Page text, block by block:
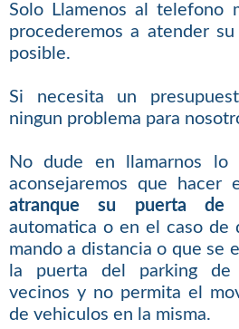
Solo Llamenos al telefono
procederemos a atender
posible.
Si necesita un
ningun problema para
No dude en llamarnos
aconsejaremos que hacer
atranque su puerta de
automatica o en el caso de
mando a distancia o que se
la puerta del parking de
vecinos y no permita el
de vehiculos en la misma.